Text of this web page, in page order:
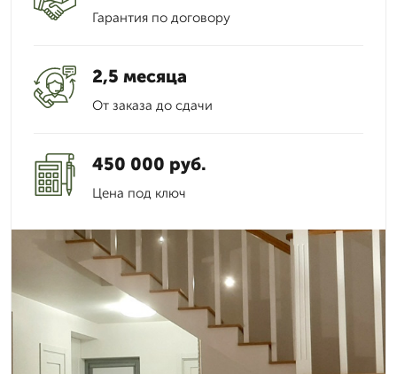
Гарантия по договору
2,5 месяца
От заказа до сдачи
450 000 руб.
Цена под ключ